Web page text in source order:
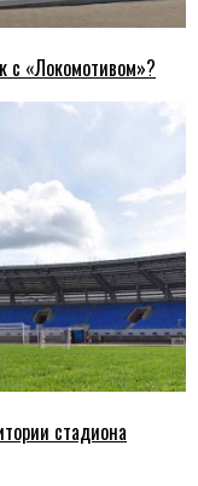
с «Локомотивом»?
стадиона